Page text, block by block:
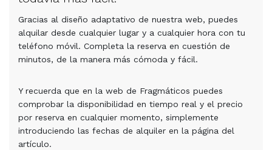
Gracias al diseño adaptativo de nuestra web, puedes
alquilar desde cualquier lugar y a cualquier hora con tu
teléfono móvil. Completa la reserva en cuestión de
minutos, de la manera más cómoda y fácil.
Y recuerda que en la web de Fragmáticos puedes
comprobar la disponibilidad en tiempo real y el precio
por reserva en cualquier momento, simplemente
introduciendo las fechas de alquiler en la página del
artículo.